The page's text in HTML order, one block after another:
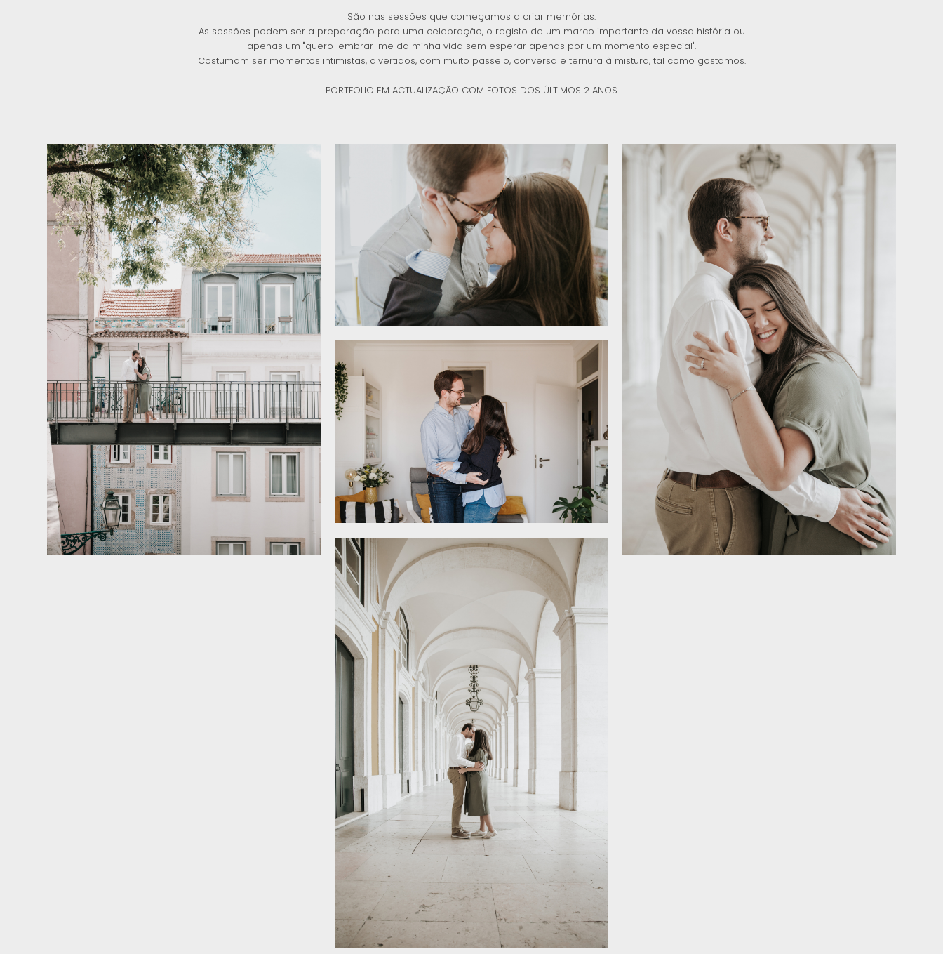
São nas sessões que começamos a criar memórias.
As sessões podem ser a preparação para uma celebração, o registo de um marco importante da vossa história ou
apenas um "quero lembrar-me da minha vida sem esperar apenas por um momento especial".
Costumam ser momentos intimistas, divertidos, com muito passeio, conversa e ternura à mistura, tal como gostamos.
PORTFOLIO EM ACTUALIZAÇÃO COM FOTOS DOS ÚLTIMOS 2 ANOS